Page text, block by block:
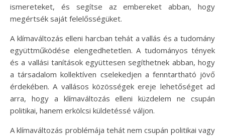
ismereteket, és segítse az embereket abban, hogy
megértsék saját felelősségüket.
A klímaváltozás elleni harcban tehát a vallás és a tudomány
együttműködése elengedhetetlen. A tudományos tények
és a vallási tanítások együttesen segíthetnek abban, hogy
a társadalom kollektíven cselekedjen a fenntartható jövő
érdekében. A vallásos közösségek ereje lehetőséget ad
arra, hogy a klímaváltozás elleni küzdelem ne csupán
politikai, hanem erkölcsi küldetéssé váljon.
A klímaváltozás problémája tehát nem csupán politikai vagy